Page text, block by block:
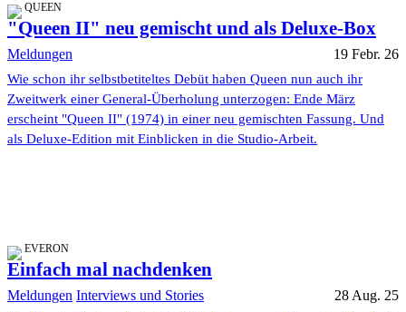
QUEEN
"Queen II" neu gemischt und als Deluxe-Box
Meldungen 19 Febr. 26
Wie schon ihr selbstbetiteltes Debüt haben Queen nun auch ihr
Zweitwerk einer General-Überholung unterzogen: Ende März
erscheint "Queen II" (1974) in einer neu gemischten Fassung. Und
als Deluxe-Edition mit Einblicken in die Studio-Arbeit.
EVERON
Einfach mal nachdenken
Meldungen Interviews und Stories 28 Aug. 25